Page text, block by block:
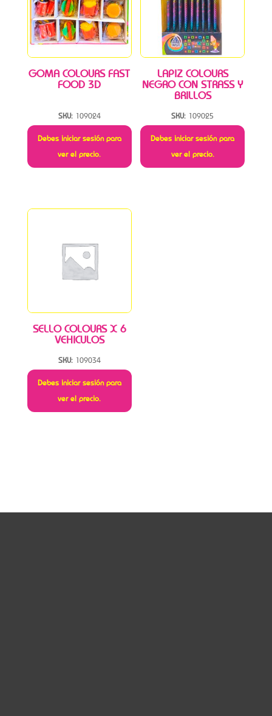
GOMA COLOURS FAST
FOOD 3D
SKU: 109024
Debes iniciar sesión para
ver el precio.
LAPIZ COLOURS
NEGRO CON STRASS Y
BRILLOS
SKU: 109025
Debes iniciar sesión para
ver el precio.
SELLO COLOURS X 6
VEHICULOS
SKU: 109034
Debes iniciar sesión para
ver el precio.